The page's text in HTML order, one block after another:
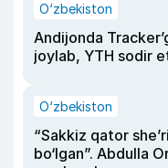
O‘zbekiston
Andijonda
joylab, YTH sodir
O‘zbekiston
“Sakkiz qator
bo‘lgan”. Abdulla